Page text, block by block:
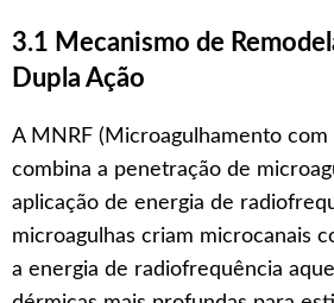
3.1 Mecanismo de
Dupla Ação
A MNRF (Microagulhamento com
combina a penetração de
aplicação de energia de
microagulhas criam microcanais
a energia de radiofrequência